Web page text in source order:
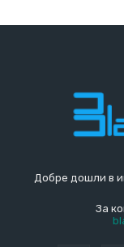
Добре дошли в
За